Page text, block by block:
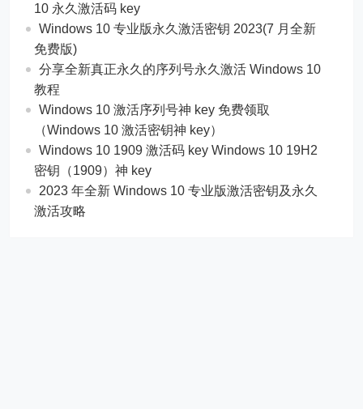
10 永久激活码 key
Windows 10 专业版永久激活密钥 2023(7 月全新
免费版)
分享全新真正永久的序列号永久激活 Windows 10
教程
Windows 10 激活序列号神 key 免费领取
（Windows 10 激活密钥神 key）
Windows 10 1909 激活码 key Windows 10 19H2
密钥（1909）神 key
2023 年全新 Windows 10 专业版激活密钥及永久
激活攻略